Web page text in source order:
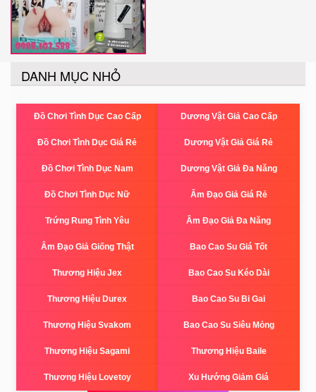
DANH MỤC NHỎ
Đồ Chơi Tình Dục Cao Cấp Dương Vật Giả Cao Cấp
Đồ Chơi Tình Dục Giá Rẻ Dương Vật Giả Giá Rẻ
Đồ Chơi Tình Dục Nam Dương Vật Giả Đa Năng
Đồ Chơi Tình Dục Nữ Âm Đạo Giả Giá Rẻ
Trứng Rung Tình Yêu Âm Đạo Giả Đa Năng
Âm Đạo Giả Giống Thật Bao Cao Su Giá Tốt
Thương Hiệu Jex Bao Cao Su Kéo Dài
Thương Hiệu Durex Bao Cao Su Bi Gai
Thương Hiệu Svakom Bao Cao Su Siêu Mỏng
Thương Hiệu Sagami Thương Hiệu Baile
Thương Hiệu Lovetoy Xu Hướng Giảm Giá